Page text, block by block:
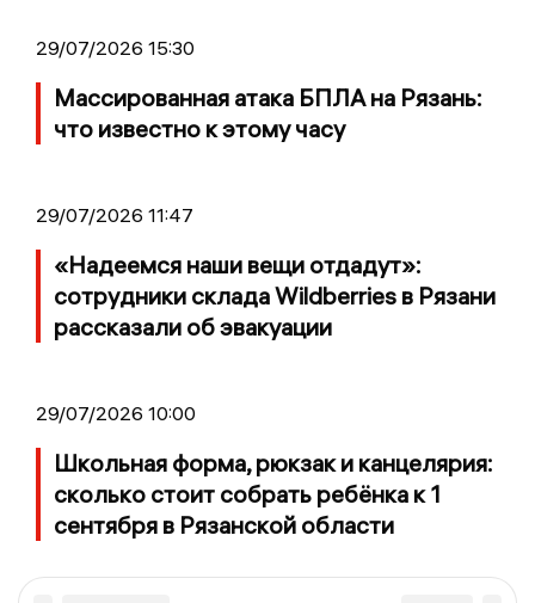
29/07/2026 15:30
Массированная атака БПЛА на Рязань:
что известно к этому часу
29/07/2026 11:47
«Надеемся наши вещи отдадут»:
сотрудники склада Wildberries в Рязани
рассказали об эвакуации
29/07/2026 10:00
Школьная форма, рюкзак и канцелярия:
сколько стоит собрать ребёнка к 1
сентября в Рязанской области